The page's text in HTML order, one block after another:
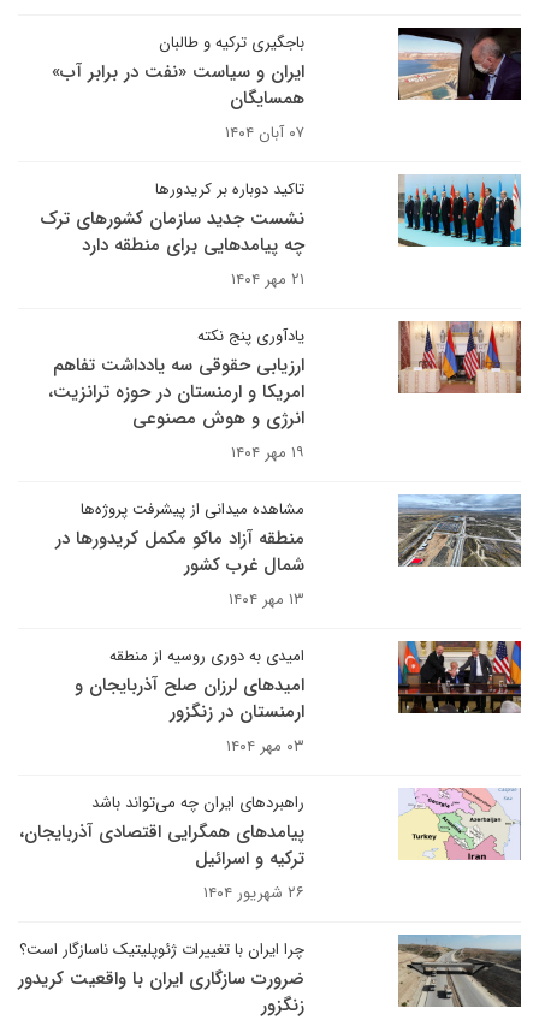
باجگیری ترکیه و طالبان
ایران و سیاست «نفت در برابر آب»
همسایگان
۰۷ آبان ۱۴۰۴
تاکید دوباره بر کریدورها
نشست جدید سازمان کشورهای ترک
چه پیامدهایی برای منطقه دارد
۲۱ مهر ۱۴۰۴
یادآوری پنج نکته
ارزیابی حقوقی سه یادداشت تفاهم
امریکا و ارمنستان در حوزه ترانزیت،
انرژی و هوش مصنوعی
۱۹ مهر ۱۴۰۴
مشاهده میدانی از پیشرفت پروژه‌ها
منطقه آزاد ماکو مکمل کریدورها در
شمال غرب کشور
۱۳ مهر ۱۴۰۴
امیدی به دوری روسیه از منطقه
امیدهای لرزان صلح آذربایجان و
ارمنستان در زنگزور
۰۳ مهر ۱۴۰۴
راهبردهای ایران چه می‌تواند باشد
پیامدهای همگرایی اقتصادی آذربایجان،
ترکیه و اسرائیل
۲۶ شهریور ۱۴۰۴
چرا ایران با تغییرات ژئوپلیتیک ناسازگار است؟
ضرورت سازگاری ایران با واقعیت کریدور
زنگزور